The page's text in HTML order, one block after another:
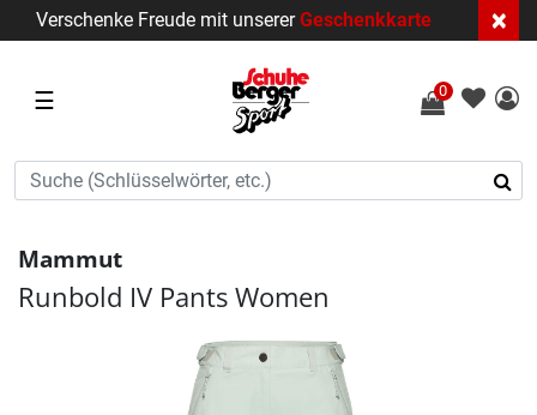
Verschenke Freude mit unsererGeschenkkarte ×
☰ 0
Mammut
Runbold IV Pants Women